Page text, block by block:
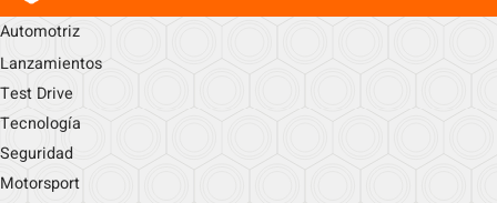
Automotriz
Lanzamientos
Test Drive
Tecnología
Seguridad
Motorsport